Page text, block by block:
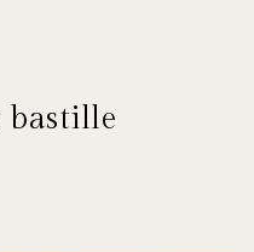
bastille